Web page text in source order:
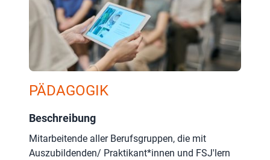
PÄDAGOGIK
Beschreibung
Mitarbeitende aller Berufsgruppen, die mit
Auszubildenden/ Praktikant*innen und FSJ'lern